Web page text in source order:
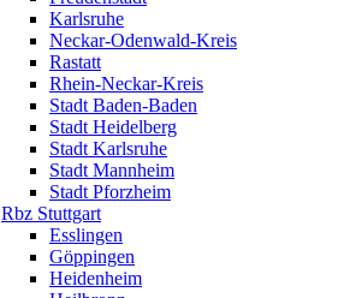
Karlsruhe
Neckar-Odenwald-Kreis
Rastatt
Rhein-Neckar-Kreis
Stadt Baden-Baden
Stadt Heidelberg
Stadt Karlsruhe
Stadt Mannheim
Stadt Pforzheim
Rbz Stuttgart
Esslingen
Göppingen
Heidenheim